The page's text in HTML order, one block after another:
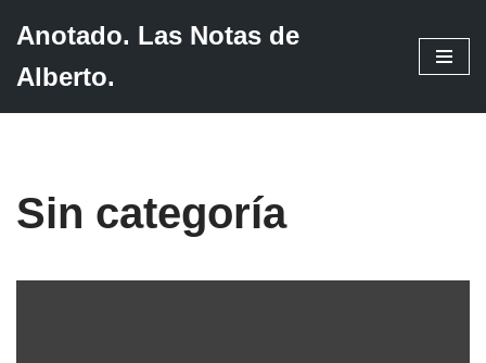
Saltar
Anotado. Las Notas de
Alberto.
Sin categoría